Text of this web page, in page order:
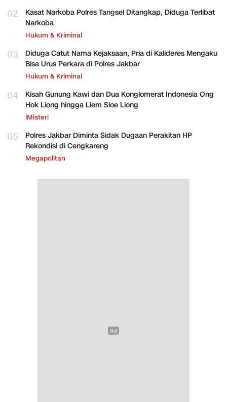
02
Kasat Narkoba Polres Tangsel Ditangkap, Diduga Terlibat
Narkoba
Hukum & Kriminal
03
Diduga Catut Nama Kejaksaan, Pria di Kalideres Mengaku
Bisa Urus Perkara di Polres Jakbar
Hukum & Kriminal
04
Kisah Gunung Kawi dan Dua Konglomerat Indonesia Ong
Hok Liong hingga Liem Sioe Liong
iMisteri
05
Polres Jakbar Diminta Sidak Dugaan Perakitan HP
Rekondisi di Cengkareng
Megapolitan